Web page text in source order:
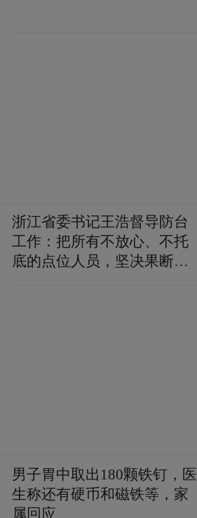
浙江省委书记王浩督导防台
工作：把所有不放心、不托
底的点位人员，坚决果断转
男子胃中取出180颗铁钉，医
生称还有硬币和磁铁等，家
属回应